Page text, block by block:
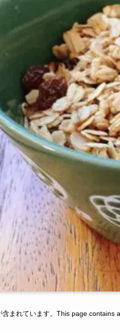
含まれています。This page contains